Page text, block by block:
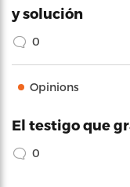
y solución
0
Opinions
El testigo que
0